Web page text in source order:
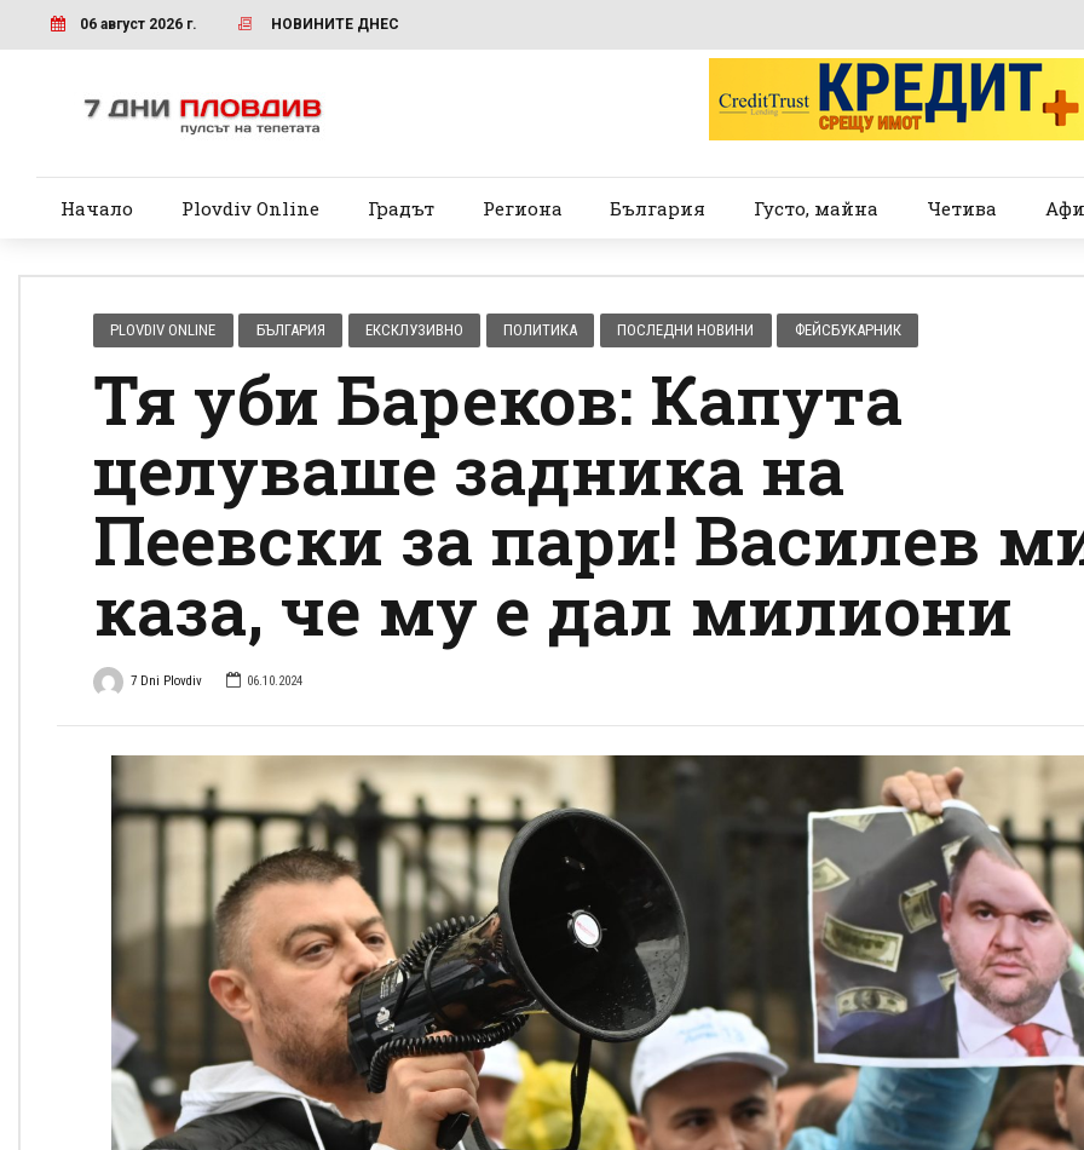
06 август 2026 г. НОВИНИТЕ ДНЕС
Начало Plovdiv Online Градът Региона България Густо, майна Четива
PLOVDIV ONLINE БЪЛГАРИЯ ЕКСКЛУЗИВНО ПОЛИТИКА ПОСЛЕДНИ НОВИНИ ФЕЙСБУКАРНИК
Тя уби Бареков: Капута
целуваше задника на
Пеевски за пари! Василев
каза, че му е дал милиони
7 Dni Plovdiv 06.10.2024